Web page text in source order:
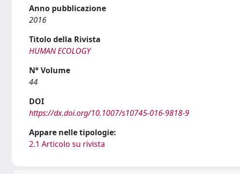
Anno pubblicazione
2016
Titolo della Rivista
HUMAN ECOLOGY
N° Volume
44
DOI
https://dx.doi.org/10.1007/s10745-016-9818-9
Appare nelle tipologie:
2.1 Articolo su rivista